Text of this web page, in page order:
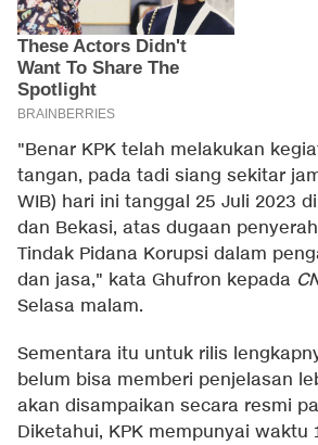
"Benar KPK telah melakukan
tangan, pada tadi siang sekitar
WIB) hari ini tanggal 25 Juli 2023
dan Bekasi, atas dugaan
Tindak Pidana Korupsi dalam
dan jasa," kata Ghufron kepada
Selasa malam.
Sementara itu untuk rilis
belum bisa memberi penjelasan
akan disampaikan secara resmi
Diketahui, KPK mempunyai waktu